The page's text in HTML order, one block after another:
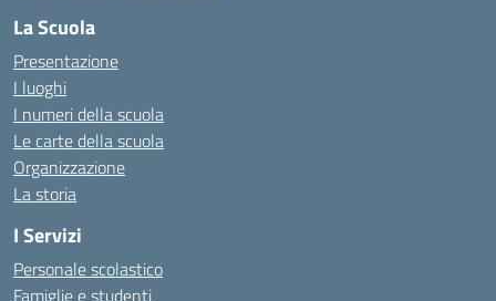
La Scuola
Presentazione
I luoghi
I numeri della scuola
Le carte della scuola
Organizzazione
La storia
I Servizi
Personale scolastico
Famiglie e studenti